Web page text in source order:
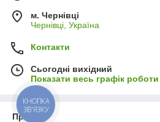
м. Чернівці
Чернівці, Україна
Контакти
Сьогодні вихідний
Показати весь графік роботи
Про нас
КНОПКА
ЗВ'ЯЗКУ